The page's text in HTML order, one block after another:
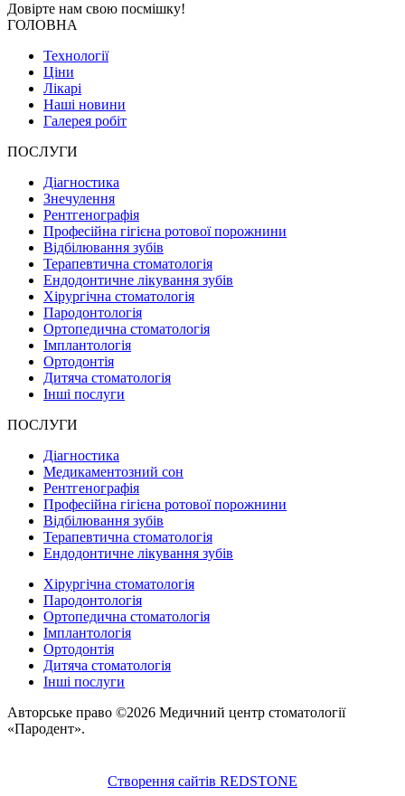
Довірте нам свою посмішку!
ГОЛОВНА
Технології
Ціни
Лікарі
Наші новини
Галерея робіт
ПОСЛУГИ
Діагностика
Знечулення
Рентгенографія
Професійна гігієна ротової порожнини
Відбілювання зубів
Терапевтична стоматологія
Ендодонтичне лікування зубів
Хірургічна стоматологія
Пародонтологія
Ортопедична стоматологія
Імплантологія
Ортодонтія
Дитяча стоматологія
Інші послуги
ПОСЛУГИ
Діагностика
Медикаментозний сон
Рентгенографія
Професійна гігієна ротової порожнини
Відбілювання зубів
Терапевтична стоматологія
Ендодонтичне лікування зубів
Хірургічна стоматологія
Пародонтологія
Ортопедична стоматологія
Імплантологія
Ортодонтія
Дитяча стоматологія
Інші послуги
Авторське право ©2026 Медичний центр стоматології
«Пародент».
Створення сайтів REDSTONE